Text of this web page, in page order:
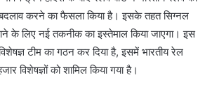
करने का फैसला किया है। इसके तहत सिग्नल
के लिए नई तकनीक का इस्तेमाल किया जाएगा। इस
टीम का गठन कर दिया है, इसमें भारतीय रेल
विशेषज्ञों को शामिल किया गया है।